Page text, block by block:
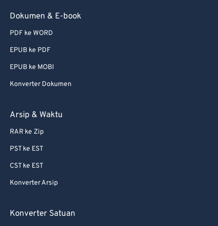
Dokumen & E-book
PDF ke WORD
EPUB ke PDF
EPUB ke MOBI
Konverter Dokumen
Arsip & Waktu
RAR ke Zip
PST ke EST
CST ke EST
Konverter Arsip
Konverter Satuan